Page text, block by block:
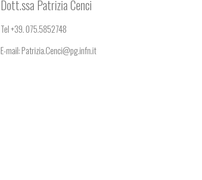
Dott.ssa Patrizia Cenci
Tel +39. 075.5852748
E-mail: Patrizia.Cenci@pg.infn.it